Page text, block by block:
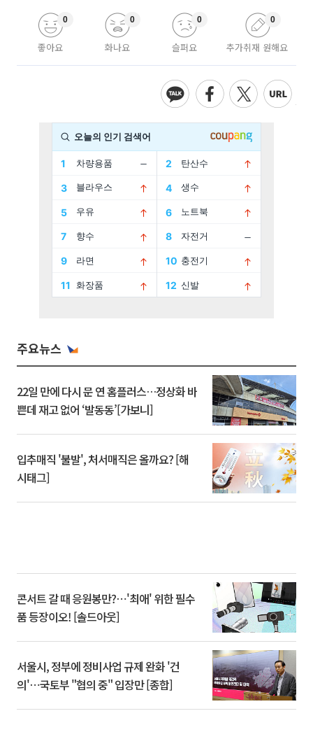
좋아요
0
화나요
0
슬퍼요
0
추가취재 원해요
0
주요뉴스
22일 만에 다시 문 연 홈플러스…정상화 바
쁜데 재고 없어 ‘발동동’[가보니]
입추매직 '불발', 처서매직은 올까요? [해
시태그]
콘서트 갈 때 응원봉만?⋯'최애' 위한 필수
품 등장이오! [솔드아웃]
서울시, 정부에 정비사업 규제 완화 '건
의'⋯국토부 "협의 중" 입장만 [종합]